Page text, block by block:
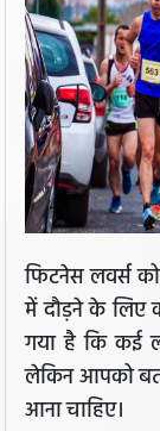
फिटनेस लवर्स
में दौड़ने के लिए
गया है कि कई
लेकिन आपको
आना चाहिए।